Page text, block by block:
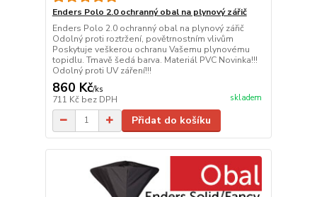
Enders Polo 2.0 ochranný obal na plynový zářič
Enders Polo 2.0 ochranný obal na plynový zářič
Odolný proti roztržení, povětrnostním vlivům
Poskytuje veškerou ochranu Vašemu plynovému
topidlu. Tmavě šedá barva. Materiál PVC Novinka!!!
Odolný proti UV záření!!!
860 Kč/ks
711 Kč bez DPH skladem
Přidat do košíku